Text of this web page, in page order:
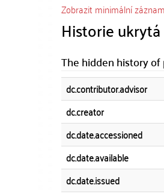
Zobrazit minimální záznam
Historie
The hidden history
dc.contributor.advisor
dc.creator
dc.date.accessioned
dc.date.available
dc.date.issued